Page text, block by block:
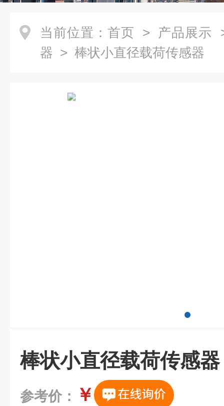
当前位置： 首页 > 产品展示
器 > 棒状小直径载荷传感器
棒状小直径载荷传感器
参考价： ￥